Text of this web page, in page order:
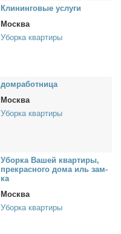
Кли­нин­го­вые услу­ги
Москва
Уборка квартиры
дом­ра­бот­ни­ца
Москва
Уборка квартиры
Убор­ка Ва­шей квар­ти­ры,
пре­крас­но­го до­ма иль зам­
ка
Москва
Уборка квартиры